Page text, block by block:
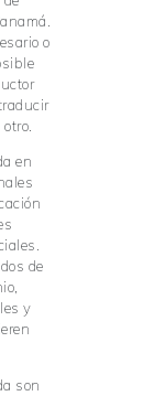
o
en
de
y
son